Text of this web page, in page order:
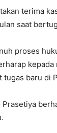
terima
saat
proses
baru di